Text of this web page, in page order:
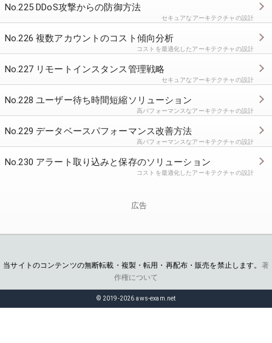
No.225 DDoS攻撃からの防御方法
セキュアなアーキテクチャの設計
No.226 複数アカウントのコスト傾向分析
コストを最適化したアーキテクチャの設計
No.227 リモートインスタンス管理戦略
セキュアなアーキテクチャの設計
No.228 ユーザー待ち時間短縮ソリューション
高パフォーマンスなアーキテクチャの設計
No.229 データベースパフォーマンス改善方法
高パフォーマンスなアーキテクチャの設計
No.230 アラート取り込みと保存のソリューション
コストを最適化したアーキテクチャの設計
広告
当サイトのコンテンツの無断転載・複製・転用・再配布・販売を禁止します。 著
作権について
© 2019-2026 aws-exam.net